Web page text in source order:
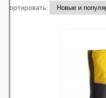
Сортировать: